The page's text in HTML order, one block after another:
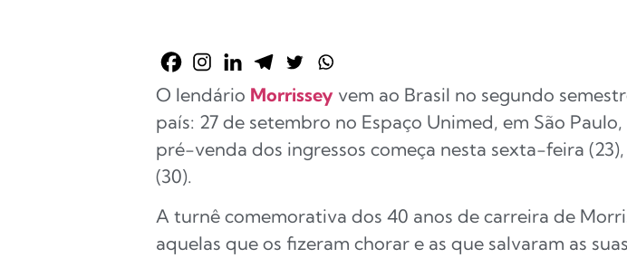
O lendário Morrissey vem ao Brasil no segundo
país: 27 de setembro no Espaço Unimed, em São
pré-venda dos ingressos começa nesta sexta-feira
(30).
A turnê comemorativa dos 40 anos de carreira de
aquelas que os fizeram chorar e as que salvaram as